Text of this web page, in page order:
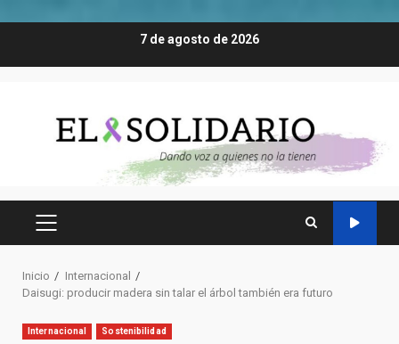
7 de agosto de 2026
MENÚ
Inicio
Internacional
Daisugi: producir madera sin talar el árbol también era futuro
Internacional Sostenibilidad